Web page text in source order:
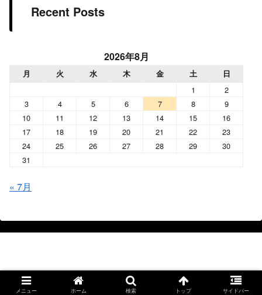
Recent Posts
2026年8月
月 火 水 木 金 土 日
1
2
3
4 5 6 7 8
9
10
11 12 13 14 15
16
17
18 19 20 21 22
23
24
25 26 27 28 29
30
31
« 7月
Shin 音と音楽と日常
© 2022 Shin 音と音楽と日常.
メニュー ホーム 検索 トップ サイドバー